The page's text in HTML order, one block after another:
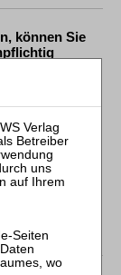
können Sie
per